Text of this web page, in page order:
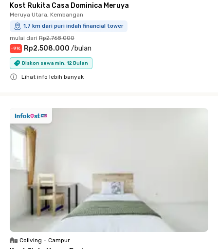
Kost Rukita Casa Dominica Meruya
Meruya Utara, Kembangan
1.7 km dari puri indah financial tower
mulai dari Rp2.768.000
-9% Rp2.508.000 /bulan
Diskon sewa min. 12 Bulan
Lihat info lebih banyak
Coliving • Campur